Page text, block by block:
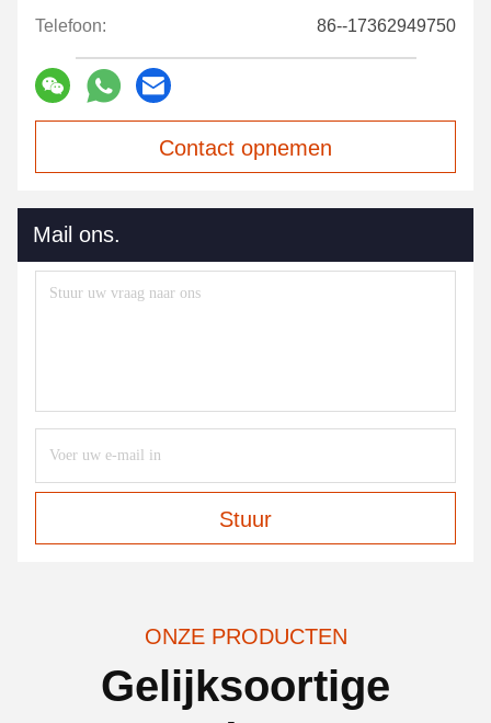
Telefoon: 86--17362949750
Contact opnemen
Mail ons.
Stuur
ONZE PRODUCTEN
Gelijksoortige